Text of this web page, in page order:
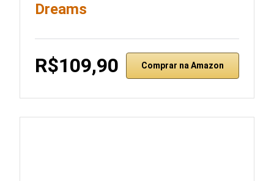
Dreams
R$109,90 Comprar na Amazon